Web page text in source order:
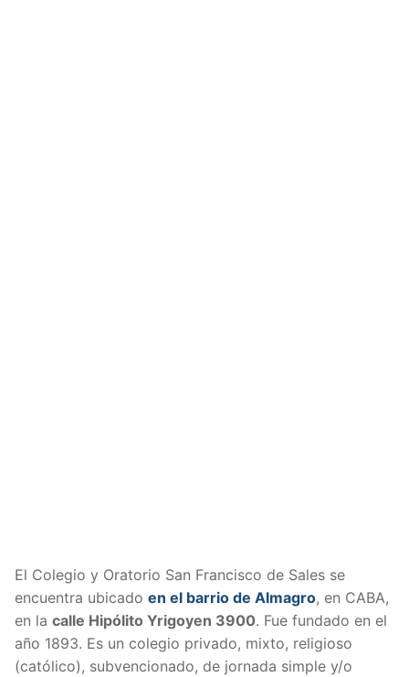
El Colegio y Oratorio San Francisco de Sales se
encuentra ubicado en el barrio de Almagro, en CABA,
en la calle Hipólito Yrigoyen 3900. Fue fundado en el
año 1893. Es un colegio privado, mixto, religioso
(católico), subvencionado, de jornada simple y/o